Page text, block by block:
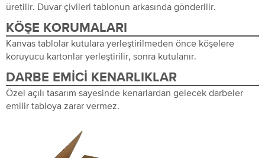
üretilir. Duvar çivileri tablonun arkasında gönderilir.
KÖŞE KORUMALARI
Kanvas tablolar kutulara yerleştirilmeden önce köşelere
koruyucu kartonlar yerleştirilir, sonra kutulanır.
DARBE EMICI KENARLIKLAR
Özel açılı tasarım sayesinde kenarlardan gelecek darbeler
emilir tabloya zarar vermez.